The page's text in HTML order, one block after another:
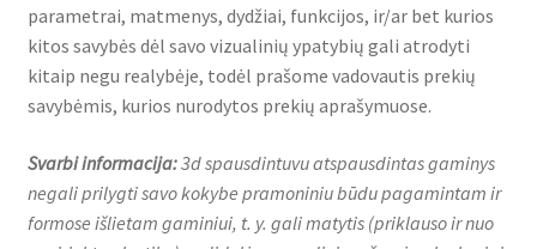
parametrai, matmenys, dydžiai, funkcijos, ir/ar bet kurios
kitos savybės dėl savo vizualinių ypatybių gali atrodyti
kitaip negu realybėje, todėl prašome vadovautis prekių
savybėmis, kurios nurodytos prekių aprašymuose.
Svarbi informacija:3d spausdintuvu atspausdintas gaminys
negali prilygti savo kokybe pramoniniu būdu pagamintam ir
formose išlietam gaminiui, t. y. gali matytis (priklauso ir nuo